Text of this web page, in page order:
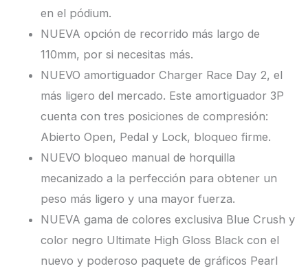
en el pódium.
NUEVA opción de recorrido más largo de
110mm, por si necesitas más.
NUEVO amortiguador Charger Race Day 2, el
más ligero del mercado. Este amortiguador 3P
cuenta con tres posiciones de compresión:
Abierto Open, Pedal y Lock, bloqueo firme.
NUEVO bloqueo manual de horquilla
mecanizado a la perfección para obtener un
peso más ligero y una mayor fuerza.
NUEVA gama de colores exclusiva Blue Crush y
color negro Ultimate High Gloss Black con el
nuevo y poderoso paquete de gráficos Pearl